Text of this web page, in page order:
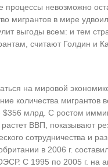
невозможно
мигрантов в мире
выгоды всем: и тем
считают Голдин и
на мировой
количества мигрантов
$356 млрд. С ростом
ВВП, показывают
сотрудничества и
в 2006 г.
С 1995 по 2005 г. на